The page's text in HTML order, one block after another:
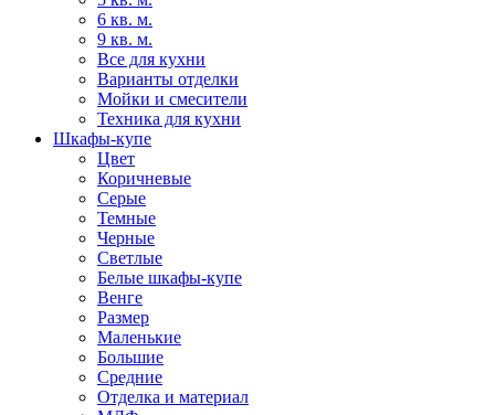
6 кв. м.
9 кв. м.
Все для кухни
Варианты отделки
Мойки и смесители
Техника для кухни
Шкафы-купе
Цвет
Коричневые
Серые
Темные
Черные
Светлые
Белые шкафы-купе
Венге
Размер
Маленькие
Большие
Средние
Отделка и материал